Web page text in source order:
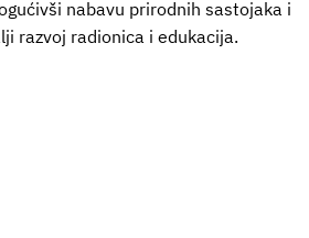
nabavu prirodnih sastojaka i
razvoj radionica i edukacija.